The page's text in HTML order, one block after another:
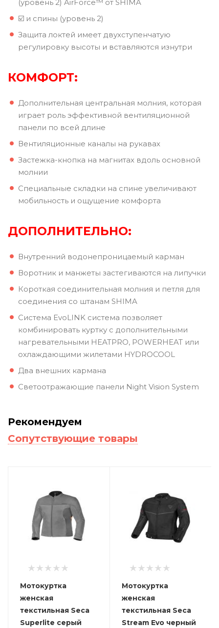
(уровень 2) AirForce™ от SHIMA
☑️ и спины (уровень 2)
Защита локтей имеет двухступенчатую
регулировку высоты и вставляются изнутри
КОМФОРТ:
Дополнительная центральная молния, которая
играет роль эффективной вентиляционной
панели по всей длине
Вентиляционные каналы на рукавах
Застежка-кнопка на магнитах вдоль основной
молнии
Специальные складки на спине увеличивают
мобильность и ощущение комфорта
ДОПОЛНИТЕЛЬНО:
Внутренний водонепроницаемый карман
Воротник и манжеты застегиваются на липучки
Короткая соединительная молния и петля для
соединения со штанам SHIMA
Система EvoLINK система позволяет
комбинировать куртку с дополнительными
нагревательными HEATPRO, POWERHEAT или
охлаждающими жилетами HYDROCOOL
Два внешних кармана
Светоотражающие панели Night Vision System
Рекомендуем
Сопутствующие товары
Мотокуртка
женская
текстильная Seca
Superlite серый
Мотокуртка
женская
текстильная Seca
Stream Evo черный